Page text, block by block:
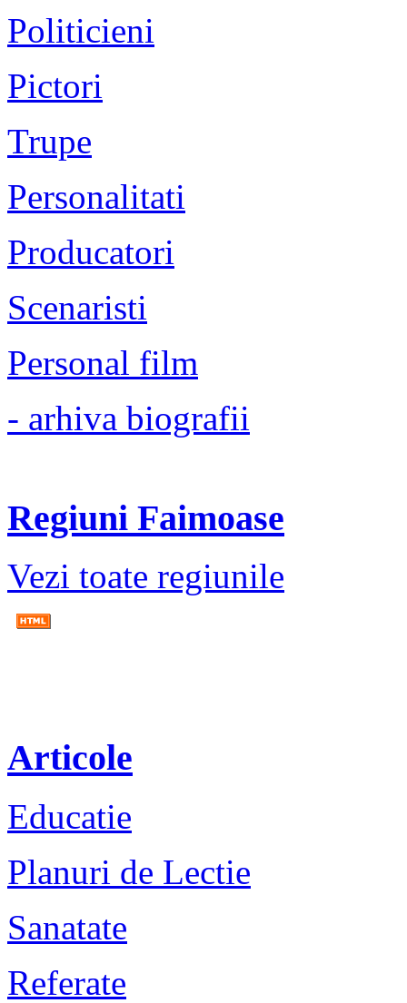
Politicieni
Pictori
Trupe
Personalitati
Producatori
Scenaristi
Personal film
- arhiva biografii
Regiuni Faimoase
Vezi toate regiunile
Articole
Educatie
Planuri de Lectie
Sanatate
Referate